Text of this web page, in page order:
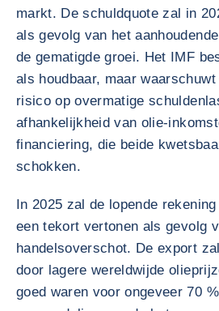
markt. De schuldquote zal in
als gevolg van het
de gematigde groei. Het IMF
als houdbaar, maar
risico op overmatige
afhankelijkheid van olie-
financiering, die beide
schokken.
In 2025 zal de lopende
een tekort vertonen als gevolg
handelsoverschot. De export
door lagere wereldwijde
goed waren voor ongeveer 70